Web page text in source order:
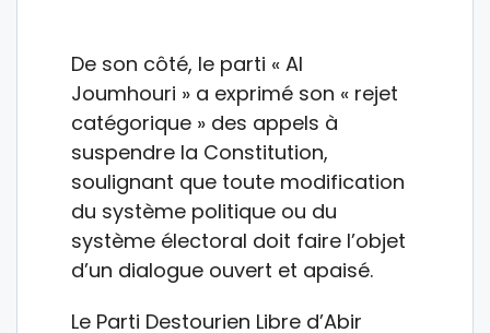
De son côté, le parti « Al
Joumhouri » a exprimé son « rejet
catégorique » des appels à
suspendre la Constitution,
soulignant que toute modification
du système politique ou du
système électoral doit faire l’objet
d’un dialogue ouvert et apaisé.
Le Parti Destourien Libre d’Abir